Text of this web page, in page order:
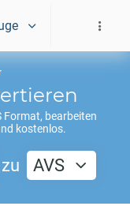
Format, bearbeiten
kostenlos.
zu AVS